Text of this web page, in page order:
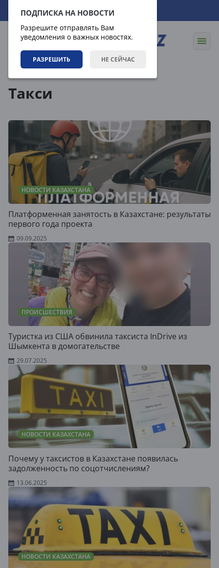
ПОДПИСКА НА НОВОСТИ
Разрешите отправлять Вам
уведомления о важных новостях.
РАЗРЕШИТЬ НЕ СЕЙЧАС
08.08.2026 01:39:11
Такси
НОВОСТИ КАЗАХСТАНА
Платформенная занятость в Казахстане: результаты
первого года проекта
09.09.2025
ПРОИСШЕСТВИЯ
Туристка из США обвинила таксиста InDrive из
Шымкента в домогательстве
29.07.2025
НОВОСТИ КАЗАХСТАНА
Почему у таксистов в Казахстане появилась
задолженность по соцотчислениям?
13.06.2025
НОВОСТИ КАЗАХСТАНА